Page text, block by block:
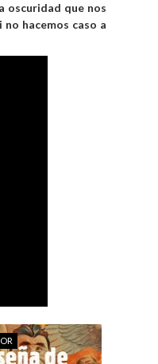
oscuridad que nos
hacemos caso a